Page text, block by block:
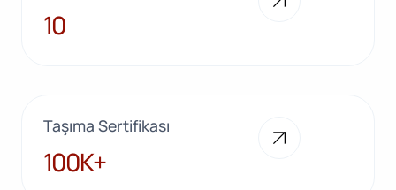
10
10
Taşıma Sertifikası
100K+
100K+